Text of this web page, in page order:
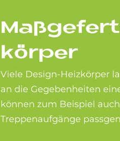
kör­per
Viele Design-Heizkörper
an die Gegebenheiten
können zum Beispiel
Treppenaufgänge